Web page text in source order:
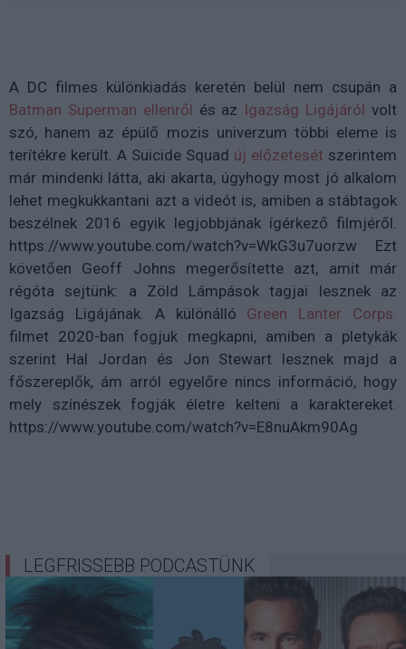
A DC filmes különkiadás keretén belül nem csupán a
Batman Superman ellenről és az Igazság Ligájáról volt
szó, hanem az épülő mozis univerzum többi eleme is
terítékre került. A Suicide Squad új előzetesét szerintem
már mindenki látta, aki akarta, úgyhogy most jó alkalom
lehet megkukkantani azt a videót is, amiben a stábtagok
beszélnek 2016 egyik legjobbjának ígérkező filmjéről.
https://www.youtube.com/watch?v=WkG3u7uorzw Ezt
követően Geoff Johns megerősítette azt, amit már
régóta sejtünk: a Zöld Lámpások tagjai lesznek az
Igazság Ligájának. A különálló Green Lanter Corps.
filmet 2020-ban fogjuk megkapni, amiben a pletykák
szerint Hal Jordan és Jon Stewart lesznek majd a
főszereplők, ám arról egyelőre nincs információ, hogy
mely színészek fogják életre kelteni a karaktereket.
https://www.youtube.com/watch?v=E8nuAkm90Ag
LEGFRISSEBB PODCASTÜNK